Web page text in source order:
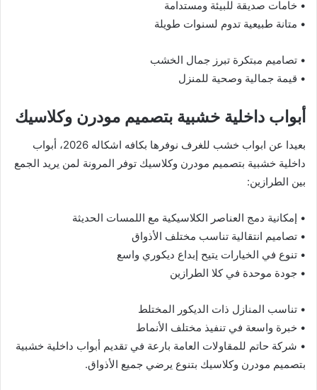
• خامات صديقة للبيئة ومستدامة
• متانة طبيعية تدوم لسنوات طويلة
• تصاميم مبتكرة تبرز جمال الخشب
• قيمة جمالية وصحية للمنزل
أبواب داخلية خشبية بتصميم مودرن وكلاسيك
بعيدا عن ابواب خشب للغرف نوفرها بكافه اشكاله 2026، أبواب
داخلية خشبية بتصميم مودرن وكلاسيك توفر المرونة لمن يريد الجمع
بين الطرازين:
• إمكانية دمج العناصر الكلاسيكية مع اللمسات الحديثة
• تصاميم انتقالية تناسب مختلف الأذواق
• تنوع في الخيارات يتيح إبداع ديكوري واسع
• جودة موحدة في كلا الطرازين
• تناسب المنازل ذات الديكور المختلط
• خبرة واسعة في تنفيذ مختلف الأنماط
• شركة حاتم للمقاولات العامة بارعة في تقديم أبواب داخلية خشبية
بتصميم مودرن وكلاسيك بتنوع يرضي جميع الأذواق.